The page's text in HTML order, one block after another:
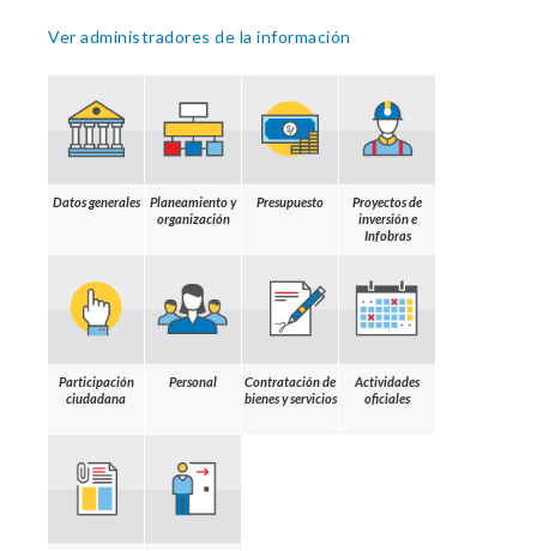
Ver administradores de la información
Datos generales
Planeamiento y
organización
Presupuesto
Proyectos de
inversión e
Infobras
Participación
ciudadana
Personal
Contratación de
bienes y servicios
Actividades
oficiales